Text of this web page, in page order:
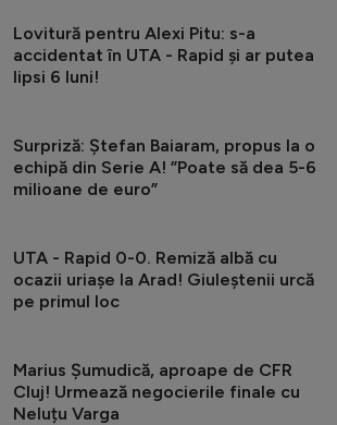
Lovitură pentru Alexi Pitu: s-a
accidentat în UTA - Rapid și ar putea
lipsi 6 luni!
Surpriză: Ștefan Baiaram, propus la o
echipă din Serie A! ”Poate să dea 5-6
milioane de euro”
UTA - Rapid 0-0. Remiză albă cu
ocazii uriașe la Arad! Giuleștenii urcă
pe primul loc
Marius Șumudică, aproape de CFR
Cluj! Urmează negocierile finale cu
Neluțu Varga